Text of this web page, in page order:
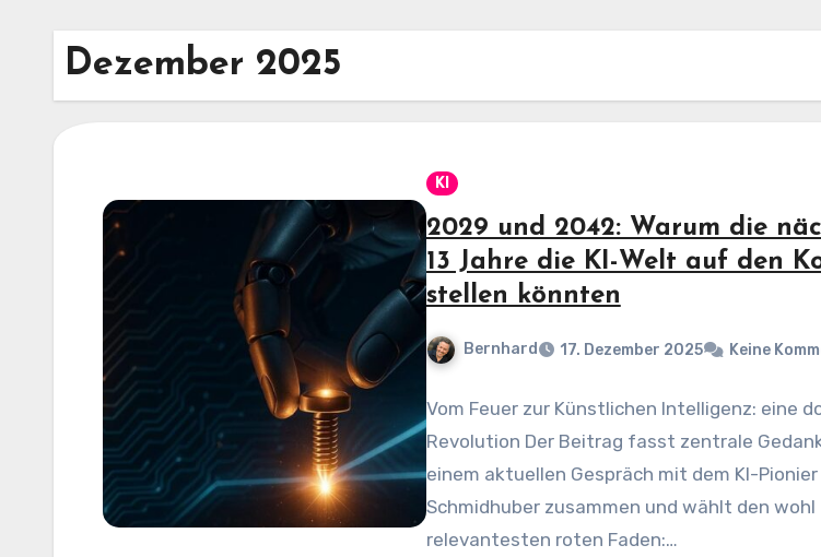
Dezember 2025
KI
2029 und 2042: Warum die
13 Jahre die KI-Welt auf den
stellen könnten
Bernhard 17. Dezember 2025 Keine
Vom Feuer zur Künstlichen Intelligenz: eine
Revolution Der Beitrag fasst zentrale
einem aktuellen Gespräch mit dem KI-
Schmidhuber zusammen und wählt den wohl
relevantesten roten Faden:…